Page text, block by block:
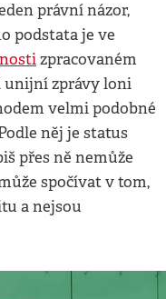
právní názor,
podstata je ve
zpracovaném
unijní zprávy loni
velmi podobné
něj je status
přes ně nemůže
spočívat v tom,
a nejsou